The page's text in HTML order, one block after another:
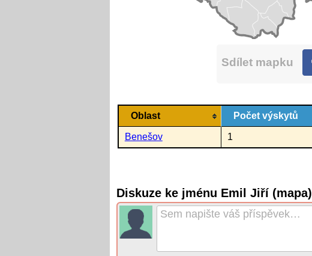
Sdílet mapku
Oblast Počet výskytů
Benešov 1
Diskuze ke jménu Emil Jiří (mapa)